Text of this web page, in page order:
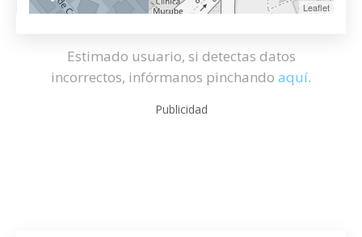
Leaflet
Estimado usuario, si detectas datos
incorrectos, infórmanos pinchando aquí.
Publicidad